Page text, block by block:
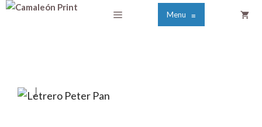
Saltar
Menú Menu ≡